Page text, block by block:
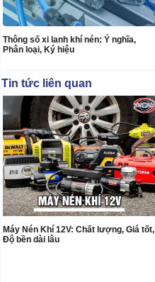
Thông số xi lanh khí nén: Ý nghĩa,
Phân loại, Ký hiệu
Tin tức liên quan
Máy Nén Khí 12V: Chất lượng, Giá tốt,
Độ bền dài lâu